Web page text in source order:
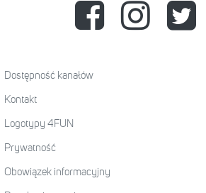
Dostępność kanałów
Kontakt
Logotypy 4FUN
Prywatność
Obowiązek informacyjny